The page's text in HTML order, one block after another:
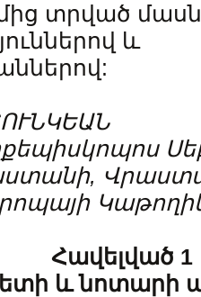
տրված
և
Հավելված 1
և նոտարի